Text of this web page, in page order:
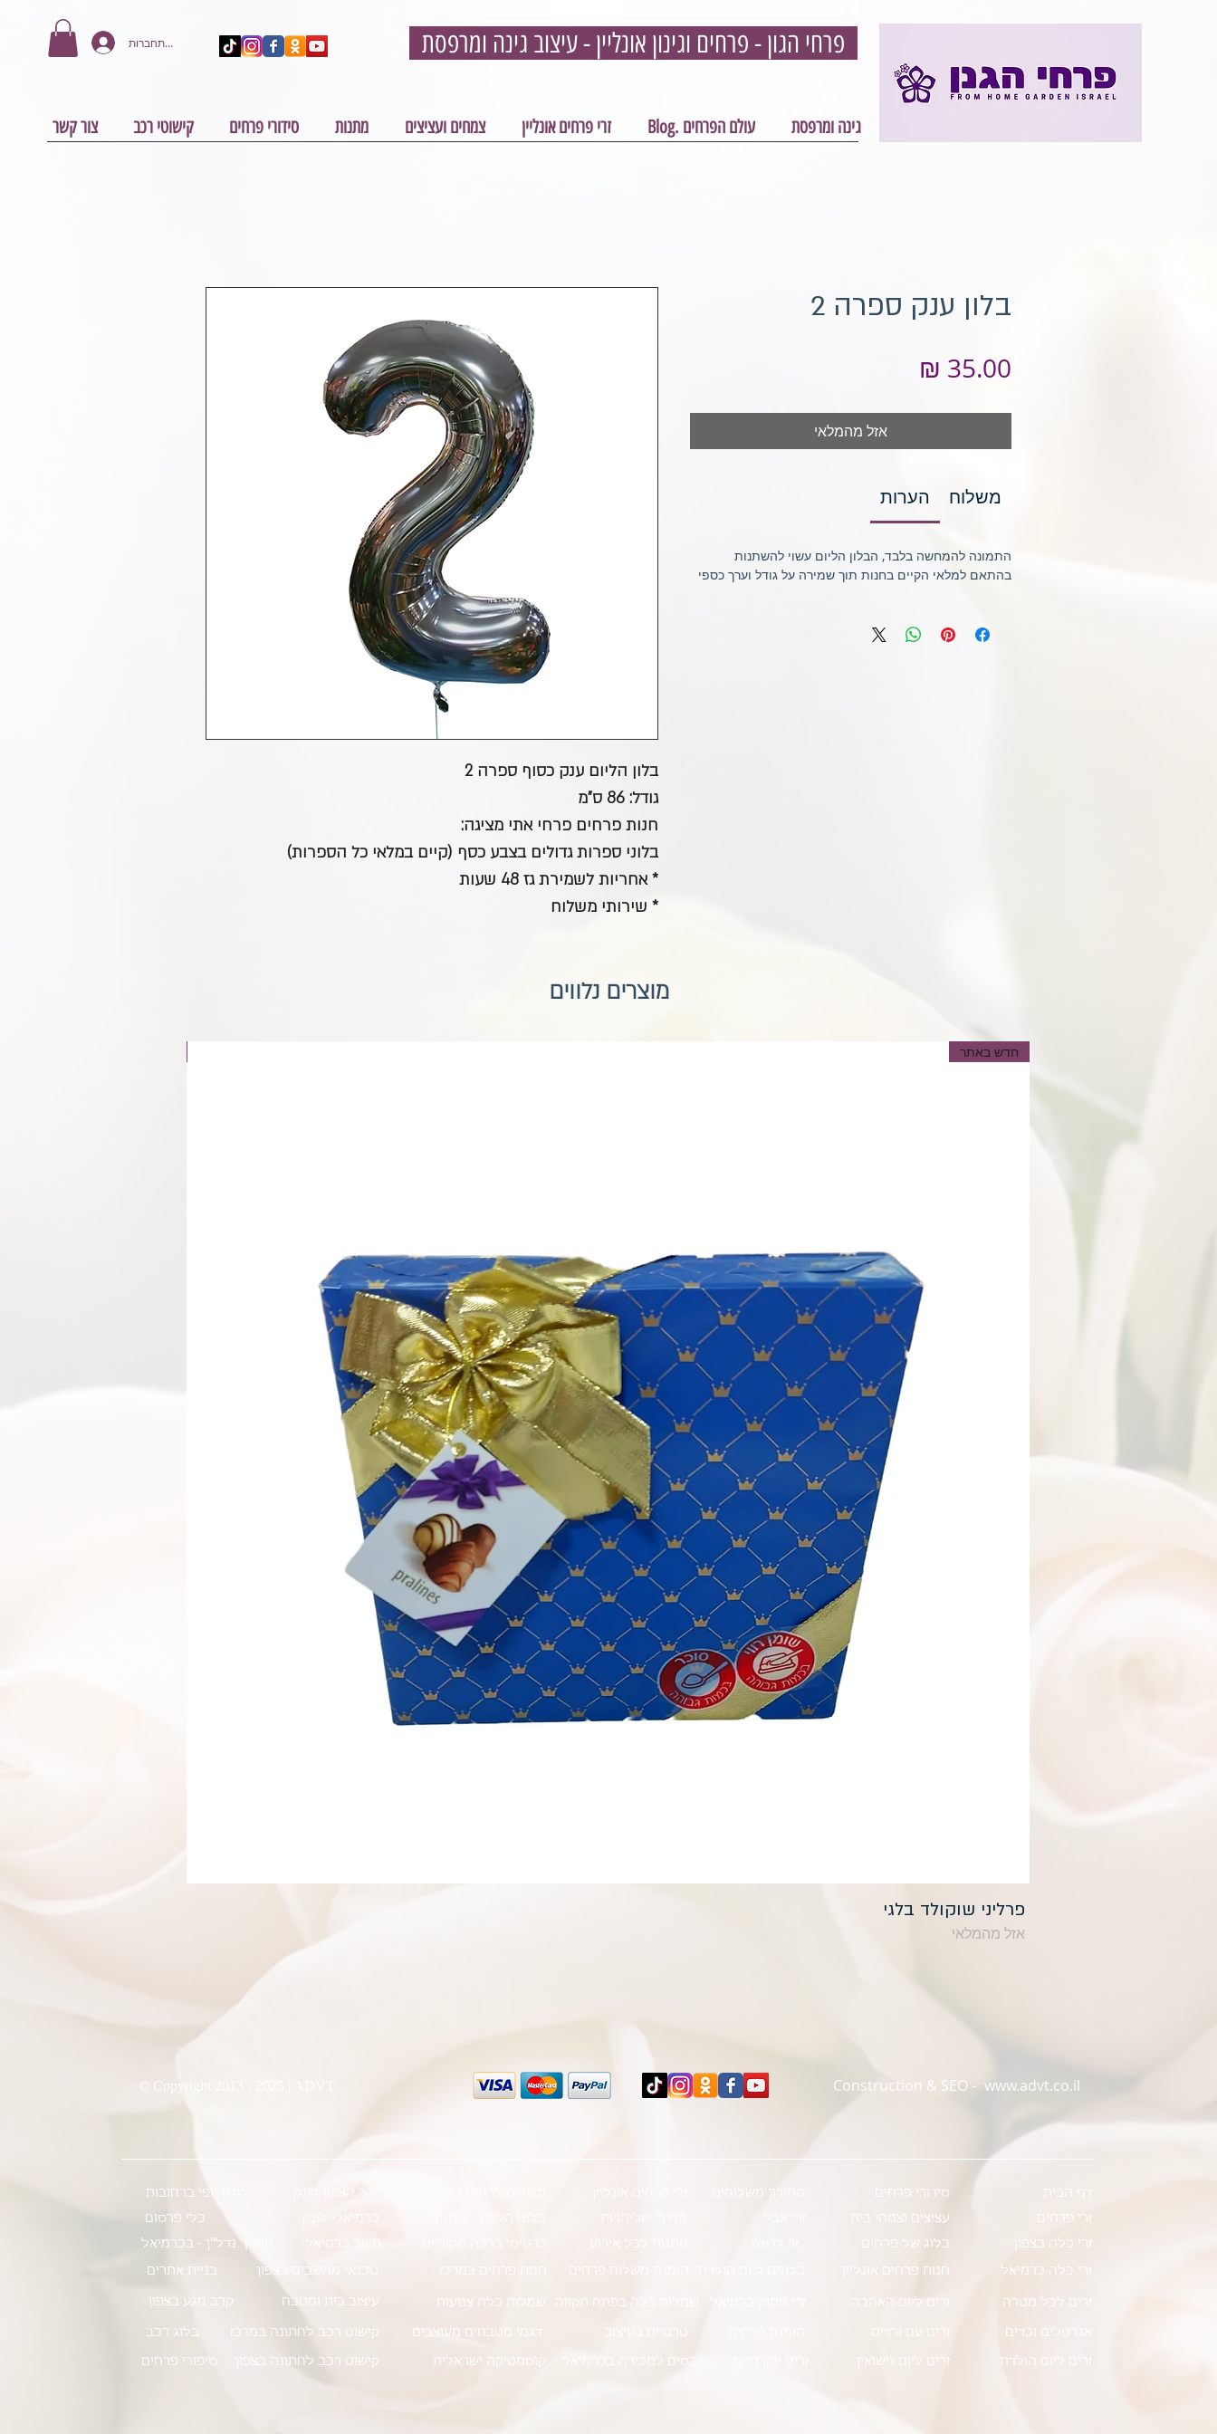
להתחברות
גינה ומרפסת עולם הפרחים .Blog זרי פרחים אונליין צמחים ועציצים מתנות סידורי פרחים קישוטי רכב צור קשר
בלון הליום ענק כסוף ספרה 2
גודל: 86 ס"מ
חנות פרחים פרחי אתי מציגה:
בלוני ספרות גדולים בצבע כסף (קיים במלאי כל הספרות)
* אחריות לשמירת גז 48 שעות
* שירותי משלוח
בלון ענק ספרה 2
אזל מהמלאי
הערות משלוח
התמונה להמחשה בלבד, הבלון הליום עשוי להשתנות
בהתאם למלאי הקיים בחנות תוך שמירה על גודל וערך כספי
מוצרים נלווים
חדש באתר
פרליני שוקולד בלגי
אזל מהמלאי
© Copyright 2013 - 2025 | ADVT Construction & SEO - www.advt.co.il
סלון יופי ברחובות זהר הצפון לינק
כלי פרסום
מתווך נדל''ן - בכרמיאל
תיווך כרמיאל כרטיסי ברכה מקוריים
בניית אתרים טכנאי מחשבים בצפון חנות פרחים במרכז
מחירון משלוחים
מתנות לכל אירוע
הזמנת משלוח פרחים
קרב מגע בצפון עיצוב בית ומטבח
בלוג רכב קישוט רכב לחתונה במרכז
סיפורי פרחים קישוט רכב לחתונה בצפון
שמלות כלה צנועות שמלות כלה בפתח תקווה
טרנדים בעיצוב
קוסמטיקה ישראלית נכסים למכירה בכרמיאל
סידורי פרחים
עציצים וצמחי בית
בלוג של פרחים
חנות פרחים אונליין
זרים ליום האהבה
זרים עם ורדים
זרים ליום נישואין
דף הבית
זרי פרחים
זרי כלה בצפון
זרי כלה כרמיאל
זרים לכל מטרה
אגרטלים וכדים
זרים ליום הולדת